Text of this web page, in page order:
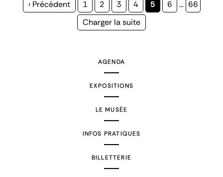
Page
‹ Précédent Page
1 Page
2 Page
3 Page
4
Page
5 Page
6 … Page
66
Page
Charger la suite
AGENDA
EXPOSITIONS
LE MUSÉE
INFOS PRATIQUES
BILLETTERIE